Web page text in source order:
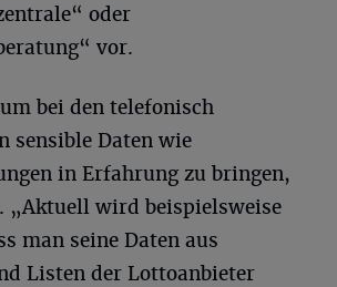
oder
vor.
bei den telefonisch
sensible Daten wie
in Erfahrung zu bringen,
wird beispielsweise
man seine Daten aus
Listen der Lottoanbieter